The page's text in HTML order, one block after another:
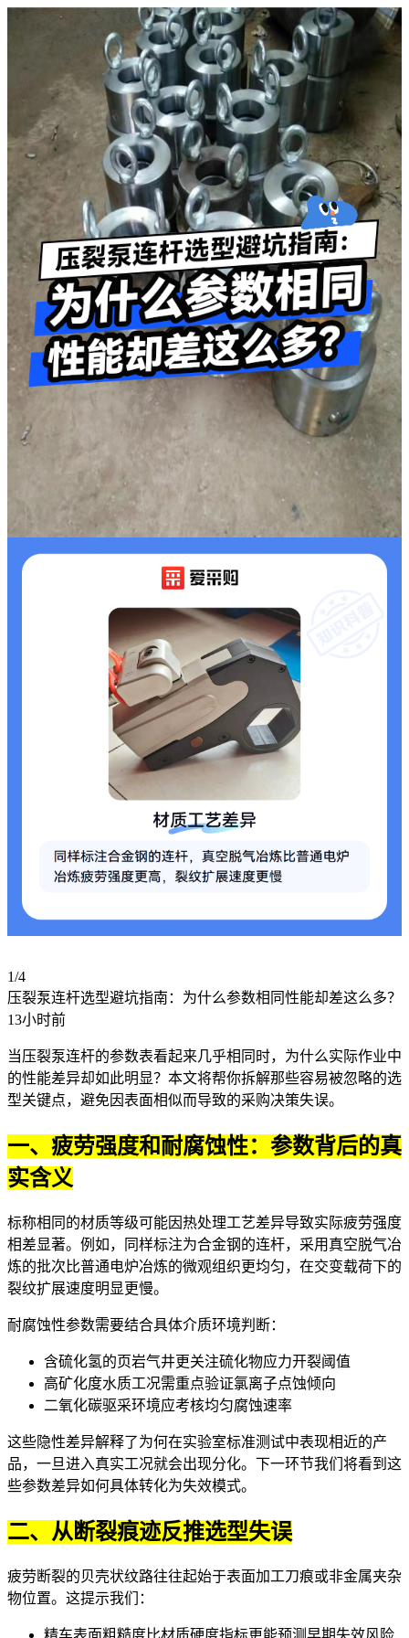
1/4
压裂泵连杆选型避坑指南：为什么参数相同性能却差这么多？
13小时前
当压裂泵连杆的参数表看起来几乎相同时，为什么实际作业中
的性能差异却如此明显？本文将帮你拆解那些容易被忽略的选
型关键点，避免因表面相似而导致的采购决策失误。
一、疲劳强度和耐腐蚀性：参数背后的真
实含义
标称相同的材质等级可能因热处理工艺差异导致实际疲劳强度
相差显著。例如，同样标注为合金钢的连杆，采用真空脱气冶
炼的批次比普通电炉冶炼的微观组织更均匀，在交变载荷下的
裂纹扩展速度明显更慢。
耐腐蚀性参数需要结合具体介质环境判断：
含硫化氢的页岩气井更关注硫化物应力开裂阈值
高矿化度水质工况需重点验证氯离子点蚀倾向
二氧化碳驱采环境应考核均匀腐蚀速率
这些隐性差异解释了为何在实验室标准测试中表现相近的产
品，一旦进入真实工况就会出现分化。下一环节我们将看到这
些参数差异如何具体转化为失效模式。
二、从断裂痕迹反推选型失误
疲劳断裂的贝壳状纹路往往起始于表面加工刀痕或非金属夹杂
物位置。这提示我们：
精车表面粗糙度比材质硬度指标更能预测早期失效风险